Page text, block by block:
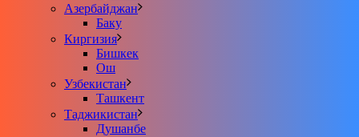
Азербайджан
Баку
Киргизия
Бишкек
Ош
Узбекистан
Ташкент
Таджикистан
Душанбе